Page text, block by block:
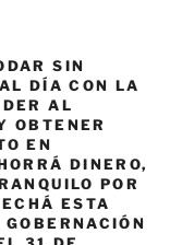
SIN
DÍA CON LA
AL
OBTENER
EN
DINERO,
POR
ESTA